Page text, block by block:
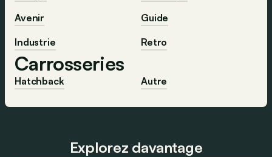
Avenir
Guide
Industrie
Retro
Carrosseries
Hatchback Autre
Explorez davantage